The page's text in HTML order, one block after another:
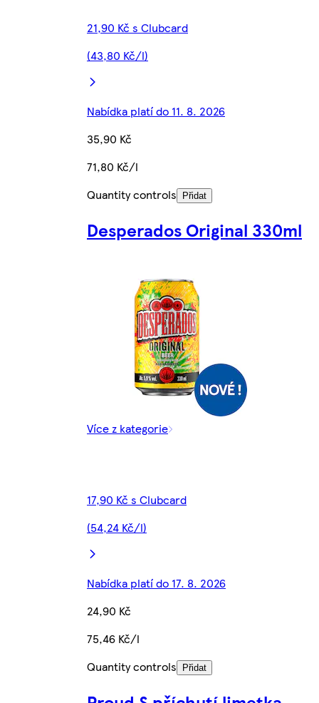
21,90 Kč s Clubcard
(43,80 Kč/l)
Nabídka platí do 11. 8. 2026
35,90 Kč
71,80 Kč/l
Quantity controls
Přidat
Desperados Original 330ml
Více z kategorie
17,90 Kč s Clubcard
(54,24 Kč/l)
Nabídka platí do 17. 8. 2026
24,90 Kč
75,46 Kč/l
Quantity controls
Přidat